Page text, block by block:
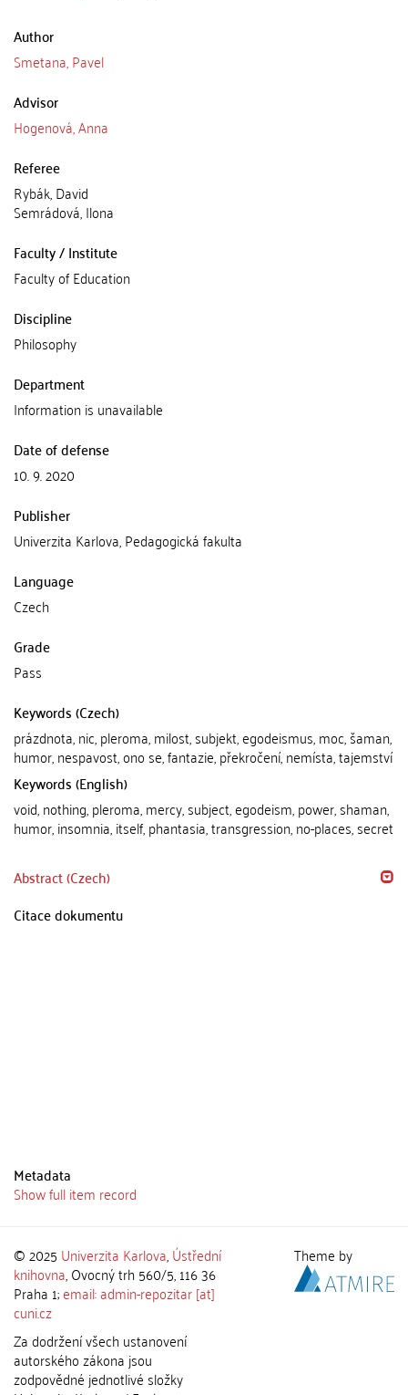
Author
Smetana, Pavel
Advisor
Hogenová, Anna
Referee
Rybák, David
Semrádová, Ilona
Faculty / Institute
Faculty of Education
Discipline
Philosophy
Department
Information is unavailable
Date of defense
10. 9. 2020
Publisher
Univerzita Karlova, Pedagogická fakulta
Language
Czech
Grade
Pass
Keywords (Czech)
prázdnota, nic, pleroma, milost, subjekt, egodeismus, moc, šaman,
humor, nespavost, ono se, fantazie, překročení, nemísta, tajemství
Keywords (English)
void, nothing, pleroma, mercy, subject, egodeism, power, shaman,
humor, insomnia, itself, phantasia, transgression, no-places, secret
Abstract (Czech)
Citace dokumentu
Metadata
Show full item record
© 2025 Univerzita Karlova,Ústřední
knihovna, Ovocný trh 560/5, 116 36
Praha 1;email: admin-repozitar [at]
cuni.cz
Za dodržení všech ustanovení
autorského zákona jsou
zodpovědné jednotlivé složky
Theme by